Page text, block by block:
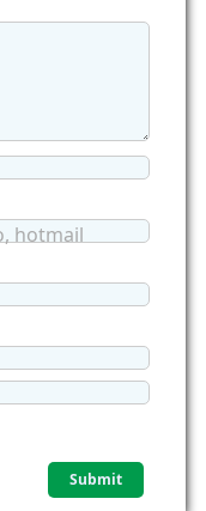
hotmail